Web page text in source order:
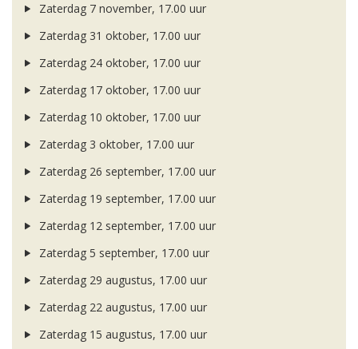
Zaterdag 7 november, 17.00 uur
Zaterdag 31 oktober, 17.00 uur
Zaterdag 24 oktober, 17.00 uur
Zaterdag 17 oktober, 17.00 uur
Zaterdag 10 oktober, 17.00 uur
Zaterdag 3 oktober, 17.00 uur
Zaterdag 26 september, 17.00 uur
Zaterdag 19 september, 17.00 uur
Zaterdag 12 september, 17.00 uur
Zaterdag 5 september, 17.00 uur
Zaterdag 29 augustus, 17.00 uur
Zaterdag 22 augustus, 17.00 uur
Zaterdag 15 augustus, 17.00 uur